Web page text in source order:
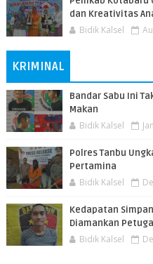
dan Kreativitas
Bidik Kalsel
KRIMINAL
Bandar Sabu Ini
Makan
Bidik Kalsel
Polres Tanbu
Pertamina
Bidik Kalsel
Kedapatan
Diamankan
Bidik Kalsel